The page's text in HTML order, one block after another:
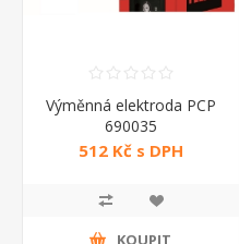
Výměnná elektroda PCP
690035
512 Kč s DPH